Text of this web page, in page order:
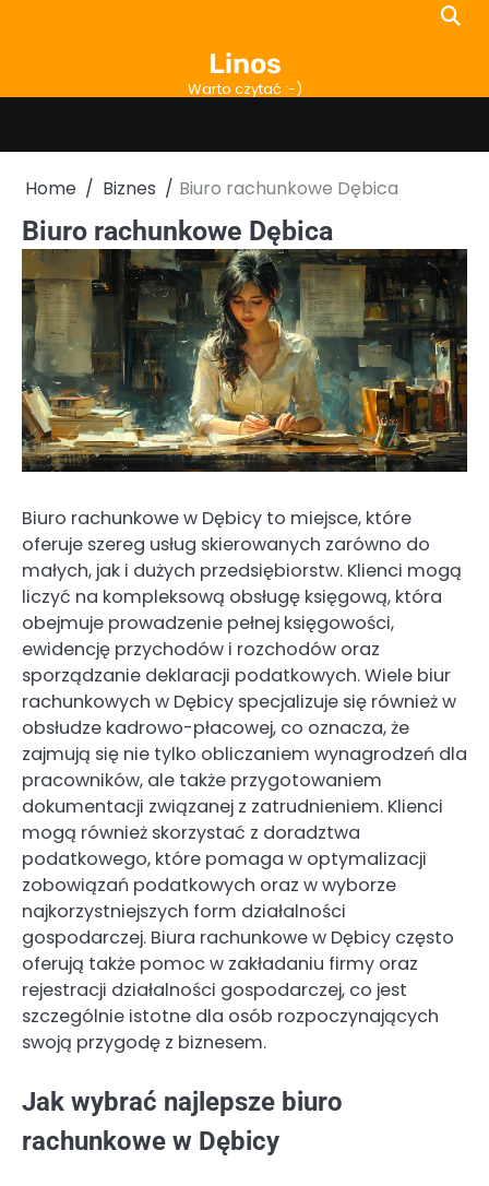
Linos
Warto czytać :-)
Home Biznes Biuro rachunkowe Dębica
Biuro rachunkowe Dębica
Biuro rachunkowe w Dębicy to miejsce, które
oferuje szereg usług skierowanych zarówno do
małych, jak i dużych przedsiębiorstw. Klienci mogą
liczyć na kompleksową obsługę księgową, która
obejmuje prowadzenie pełnej księgowości,
ewidencję przychodów i rozchodów oraz
sporządzanie deklaracji podatkowych. Wiele biur
rachunkowych w Dębicy specjalizuje się również w
obsłudze kadrowo-płacowej, co oznacza, że
zajmują się nie tylko obliczaniem wynagrodzeń dla
pracowników, ale także przygotowaniem
dokumentacji związanej z zatrudnieniem. Klienci
mogą również skorzystać z doradztwa
podatkowego, które pomaga w optymalizacji
zobowiązań podatkowych oraz w wyborze
najkorzystniejszych form działalności
gospodarczej. Biura rachunkowe w Dębicy często
oferują także pomoc w zakładaniu firmy oraz
rejestracji działalności gospodarczej, co jest
szczególnie istotne dla osób rozpoczynających
swoją przygodę z biznesem.
Jak wybrać najlepsze biuro
rachunkowe w Dębicy